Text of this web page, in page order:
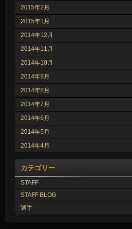
2015年2月
2015年1月
2014年12月
2014年11月
2014年10月
2014年9月
2014年8月
2014年7月
2014年6月
2014年5月
2014年4月
カテゴリー
STAFF
STAFF BLOG
選手